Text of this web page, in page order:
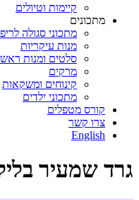
קיימות וטיולים
מתכונים
מתכוני סגולה
מנות עיקריות
סלטים ומנות
מרקים
קינוחים ומשקאות
מתכוני ילדים
קורס מטפלים
צרו קשר
English
גרד שמעיר